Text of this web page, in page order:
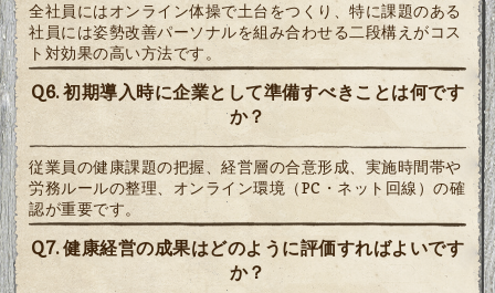
全社員にはオンライン体操で土台をつくり、特に課題のある
社員には姿勢改善パーソナルを組み合わせる二段構えがコス
ト対効果の高い方法です。
Q6. 初期導入時に企業として準備すべきことは何です
か？
従業員の健康課題の把握、経営層の合意形成、実施時間帯や
労務ルールの整理、オンライン環境（PC・ネット回線）の確
認が重要です。
Q7. 健康経営の成果はどのように評価すればよいです
か？